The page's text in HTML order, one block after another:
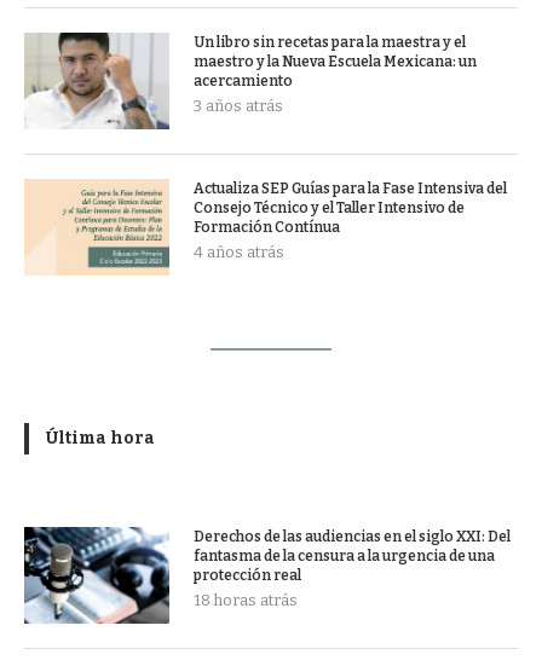
Un libro sin recetas para la maestra y el
maestro y la Nueva Escuela Mexicana: un
acercamiento
3 años atrás
Actualiza SEP Guías para la Fase Intensiva del
Consejo Técnico y el Taller Intensivo de
Formación Contínua
4 años atrás
Última hora
Derechos de las audiencias en el siglo XXI: Del
fantasma de la censura a la urgencia de una
protección real
18 horas atrás